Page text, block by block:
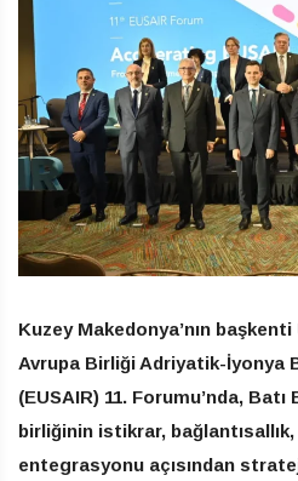
Kuzey Makedonya’nın
Avrupa Birliği Adriyatik-İyonya
(EUSAIR) 11. Forumu’nda,
birliğinin istikrar, bağlantısallık,
entegrasyonu açısından